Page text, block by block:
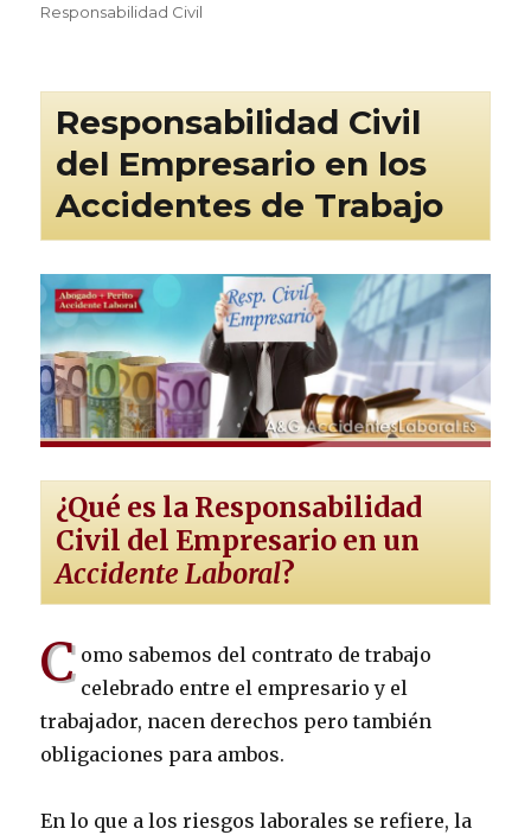
el
Responsabilidad Civil
Responsabilidad Civil
del Empresario en los
Accidentes de Trabajo
¿Qué es la Responsabilidad
Civil del Empresario en un
Accidente Laboral?
C omo sabemos del contrato de trabajo
celebrado entre el empresario y el
trabajador, nacen derechos pero también
obligaciones para ambos.
En lo que a los riesgos laborales se refiere, la